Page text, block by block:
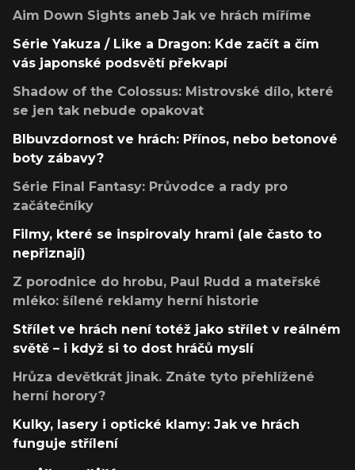
Aim Down Sights aneb Jak ve hrách míříme
Série Yakuza / Like a Dragon: Kde začít a čím
vás japonské podsvětí překvapí
Shadow of the Colossus: Mistrovské dílo, které
se jen tak nebude opakovat
Blbuvzdornost ve hrách: Přínos, nebo betonové
boty zábavy?
Série Final Fantasy: Průvodce a rady pro
začátečníky
Filmy, které se inspirovaly hrami (ale často to
nepřiznají)
Z porodnice do hrobu, Paul Rudd a mateřské
mléko: šílené reklamy herní historie
Střílet ve hrách není totéž jako střílet v reálném
světě – i když si to dost hráčů myslí
Hrůza devětkrát jinak. Znáte tyto přehlížené
herní horory?
Kulky, lasery i optické klamy: Jak ve hrách
funguje střílení